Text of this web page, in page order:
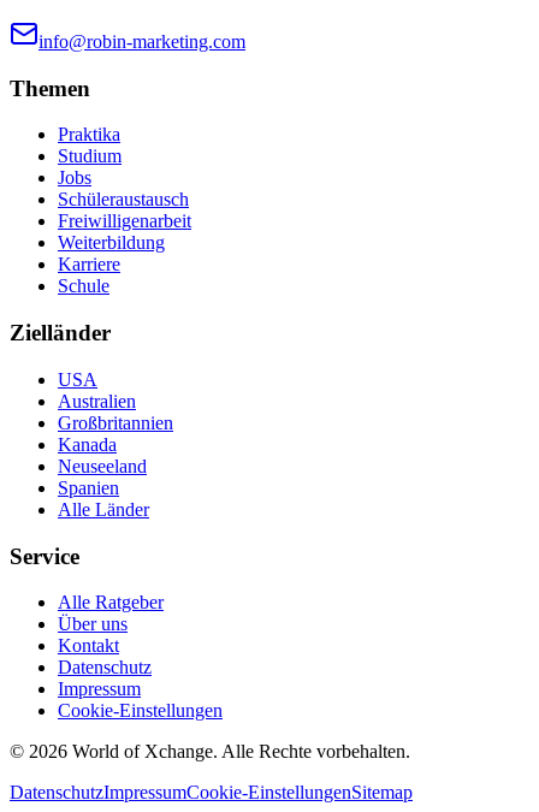
info@robin-marketing.com
Themen
Praktika
Studium
Jobs
Schüleraustausch
Freiwilligenarbeit
Weiterbildung
Karriere
Schule
Zielländer
USA
Australien
Großbritannien
Kanada
Neuseeland
Spanien
Alle Länder
Service
Alle Ratgeber
Über uns
Kontakt
Datenschutz
Impressum
Cookie-Einstellungen
© 2026 World of Xchange. Alle Rechte vorbehalten.
DatenschutzImpressumCookie-EinstellungenSitemap